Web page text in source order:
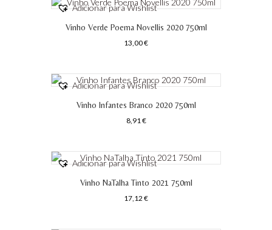
Adicionar para Wishlist
Vinho Verde Poema Novellis 2020 750ml
13,00€
Adicionar para Wishlist
Vinho Infantes Branco 2020 750ml
8,91€
Adicionar para Wishlist
Vinho NaTalha Tinto 2021 750ml
17,12 €